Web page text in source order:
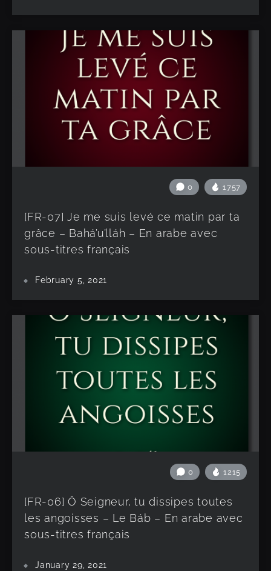
0 1757
[FR-07] Je me suis levé ce matin par ta
grâce – Bahá’u’lláh – En arabe avec
sous-titres français
February 5, 2021
0 1215
[FR-06] Ô Seigneur, tu dissipes toutes
les angoisses – Le Báb – En arabe avec
sous-titres français
January 29, 2021